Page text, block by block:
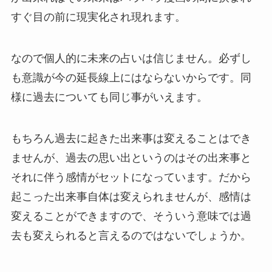
すぐ目の前に現実化され現れます。
なので個人的に未来の占いは信じません。必ずし
も意識が今の延長線上にはならないからです。同
様に過去についても同じ事がいえます。
もちろん過去に起きた出来事は変えることはでき
ませんが、過去の思い出というのはその出来事と
それに伴う感情がセットになっています。だから
起こった出来事自体は変えられませんが、感情は
変えることができますので、そういう意味では過
去も変えられると言えるのではないでしょうか。